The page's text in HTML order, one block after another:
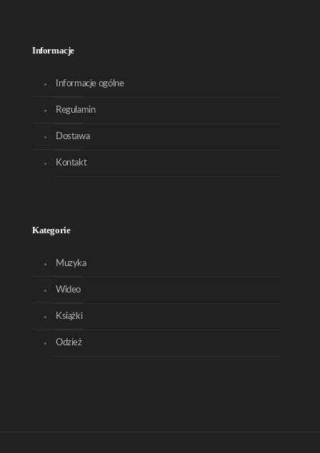
Informacje
Informacje ogólne
Regulamin
Dostawa
Kontakt
Kategorie
Muzyka
Wideo
Książki
Odzież